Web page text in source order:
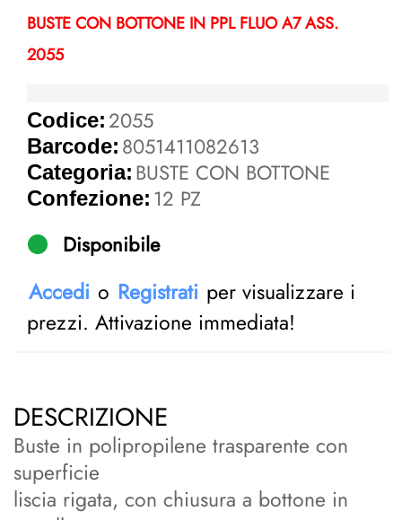
BUSTE CON BOTTONE IN PPL FLUO A7 ASS.
2055
Codice:2055
Barcode: 8051411082613
Categoria: BUSTE CON BOTTONE
Confezione: 12 PZ
Disponibile
Accedi o Registrati per visualizzare i
prezzi. Attivazione immediata!
DESCRIZIONE
Buste in polipropilene trasparente con
superficie
liscia rigata, con chiusura a bottone in